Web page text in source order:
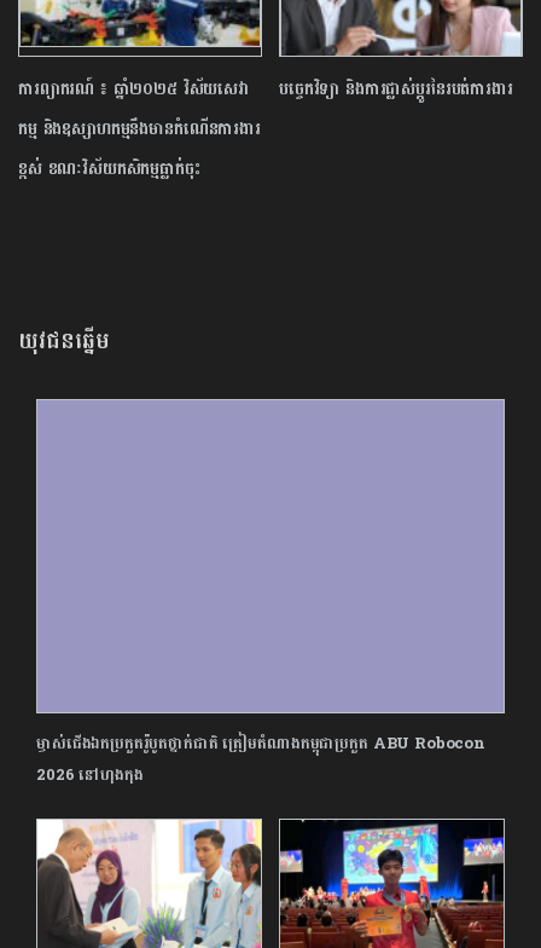
ការព្យាករណ៍ ៖ ឆ្នាំ២០២៥ វិស័យសេវា
កម្ម និងឧស្សាហកម្មនឹងមានកំណើនការងារ
ខ្ពស់ ខណៈវិស័យ​កសិកម្ម​ធ្លាក់ចុះ
បច្ចេកវិទ្យា និង​ការផ្លាស់ប្តូរនៃរបត់ការងារ
យុវជនឆ្នើម
ម្ចាស់ជើងឯកប្រកួតរ៉ូបូតថ្នាក់ជាតិ ត្រៀមតំណាងកម្ពុជាប្រកួត ABU Robocon
2026 នៅហុងកុង